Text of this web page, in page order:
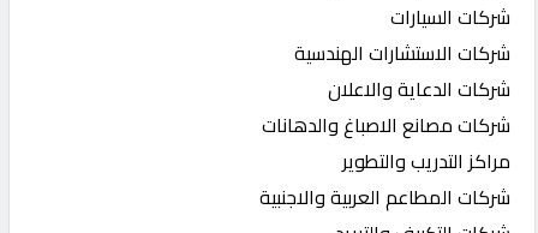
شركات السيارات
شركات الاستشارات الهندسية
شركات الدعاية والاعلان
شركات مصانع الاصباغ والدهانات
مراكز التدريب والتطوير
شركات المطاعم العربية والاجنبية